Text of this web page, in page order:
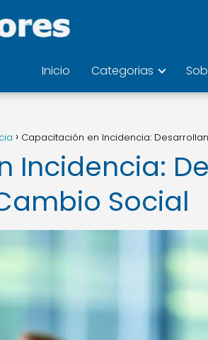
Inicio Categorias
Capacitación en Incidencia:
Incidencia:
Social